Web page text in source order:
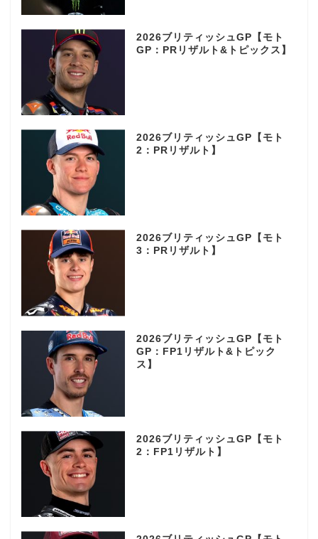
2026ブリティッシュGP【モト
GP：PRリザルト&トピックス】
2026ブリティッシュGP【モト
2：PRリザルト】
2026ブリティッシュGP【モト
3：PRリザルト】
2026ブリティッシュGP【モト
GP：FP1リザルト&トピック
ス】
2026ブリティッシュGP【モト
2：FP1リザルト】